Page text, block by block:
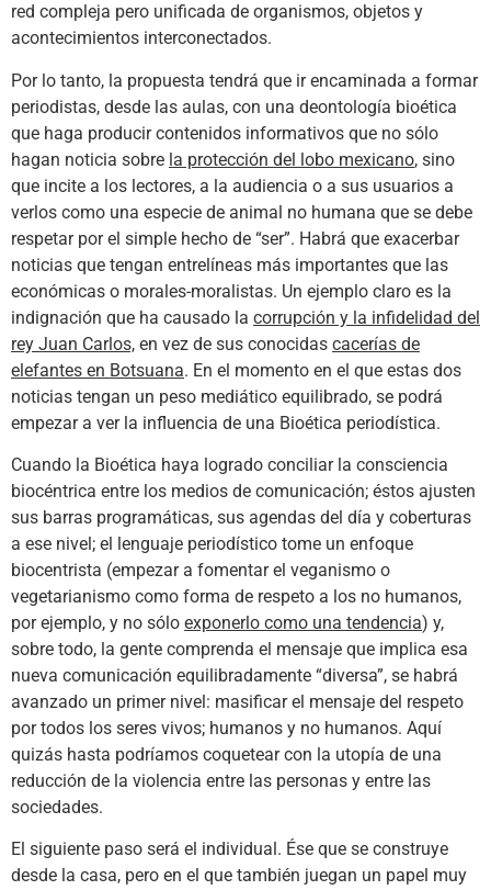
red compleja pero unificada de organismos, objetos y
acontecimientos interconectados.
Por lo tanto, la propuesta tendrá que ir encaminada a formar
periodistas, desde las aulas, con una deontología bioética
que haga producir contenidos informativos que no sólo
hagan noticia sobre la protección del lobo mexicano, sino
que incite a los lectores, a la audiencia o a sus usuarios a
verlos como una especie de animal no humana que se debe
respetar por el simple hecho de “ser”. Habrá que exacerbar
noticias que tengan entrelíneas más importantes que las
económicas o morales-moralistas. Un ejemplo claro es la
indignación que ha causado la corrupción y la infidelidad del
rey Juan Carlos, en vez de sus conocidas cacerías de
elefantes en Botsuana. En el momento en el que estas dos
noticias tengan un peso mediático equilibrado, se podrá
empezar a ver la influencia de una Bioética periodística.
Cuando la Bioética haya logrado conciliar la consciencia
biocéntrica entre los medios de comunicación; éstos ajusten
sus barras programáticas, sus agendas del día y coberturas
a ese nivel; el lenguaje periodístico tome un enfoque
biocentrista (empezar a fomentar el veganismo o
vegetarianismo como forma de respeto a los no humanos,
por ejemplo, y no sólo exponerlo como una tendencia) y,
sobre todo, la gente comprenda el mensaje que implica esa
nueva comunicación equilibradamente “diversa”, se habrá
avanzado un primer nivel: masificar el mensaje del respeto
por todos los seres vivos; humanos y no humanos. Aquí
quizás hasta podríamos coquetear con la utopía de una
reducción de la violencia entre las personas y entre las
sociedades.
El siguiente paso será el individual. Ése que se construye
desde la casa, pero en el que también juegan un papel muy